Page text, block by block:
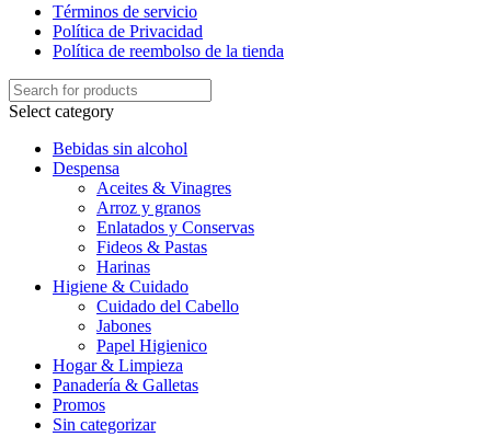
Términos de servicio
Política de Privacidad
Política de reembolso de la tienda
Select category
Bebidas sin alcohol
Despensa
Aceites & Vinagres
Arroz y granos
Enlatados y Conservas
Fideos & Pastas
Harinas
Higiene & Cuidado
Cuidado del Cabello
Jabones
Papel Higienico
Hogar & Limpieza
Panadería & Galletas
Promos
Sin categorizar